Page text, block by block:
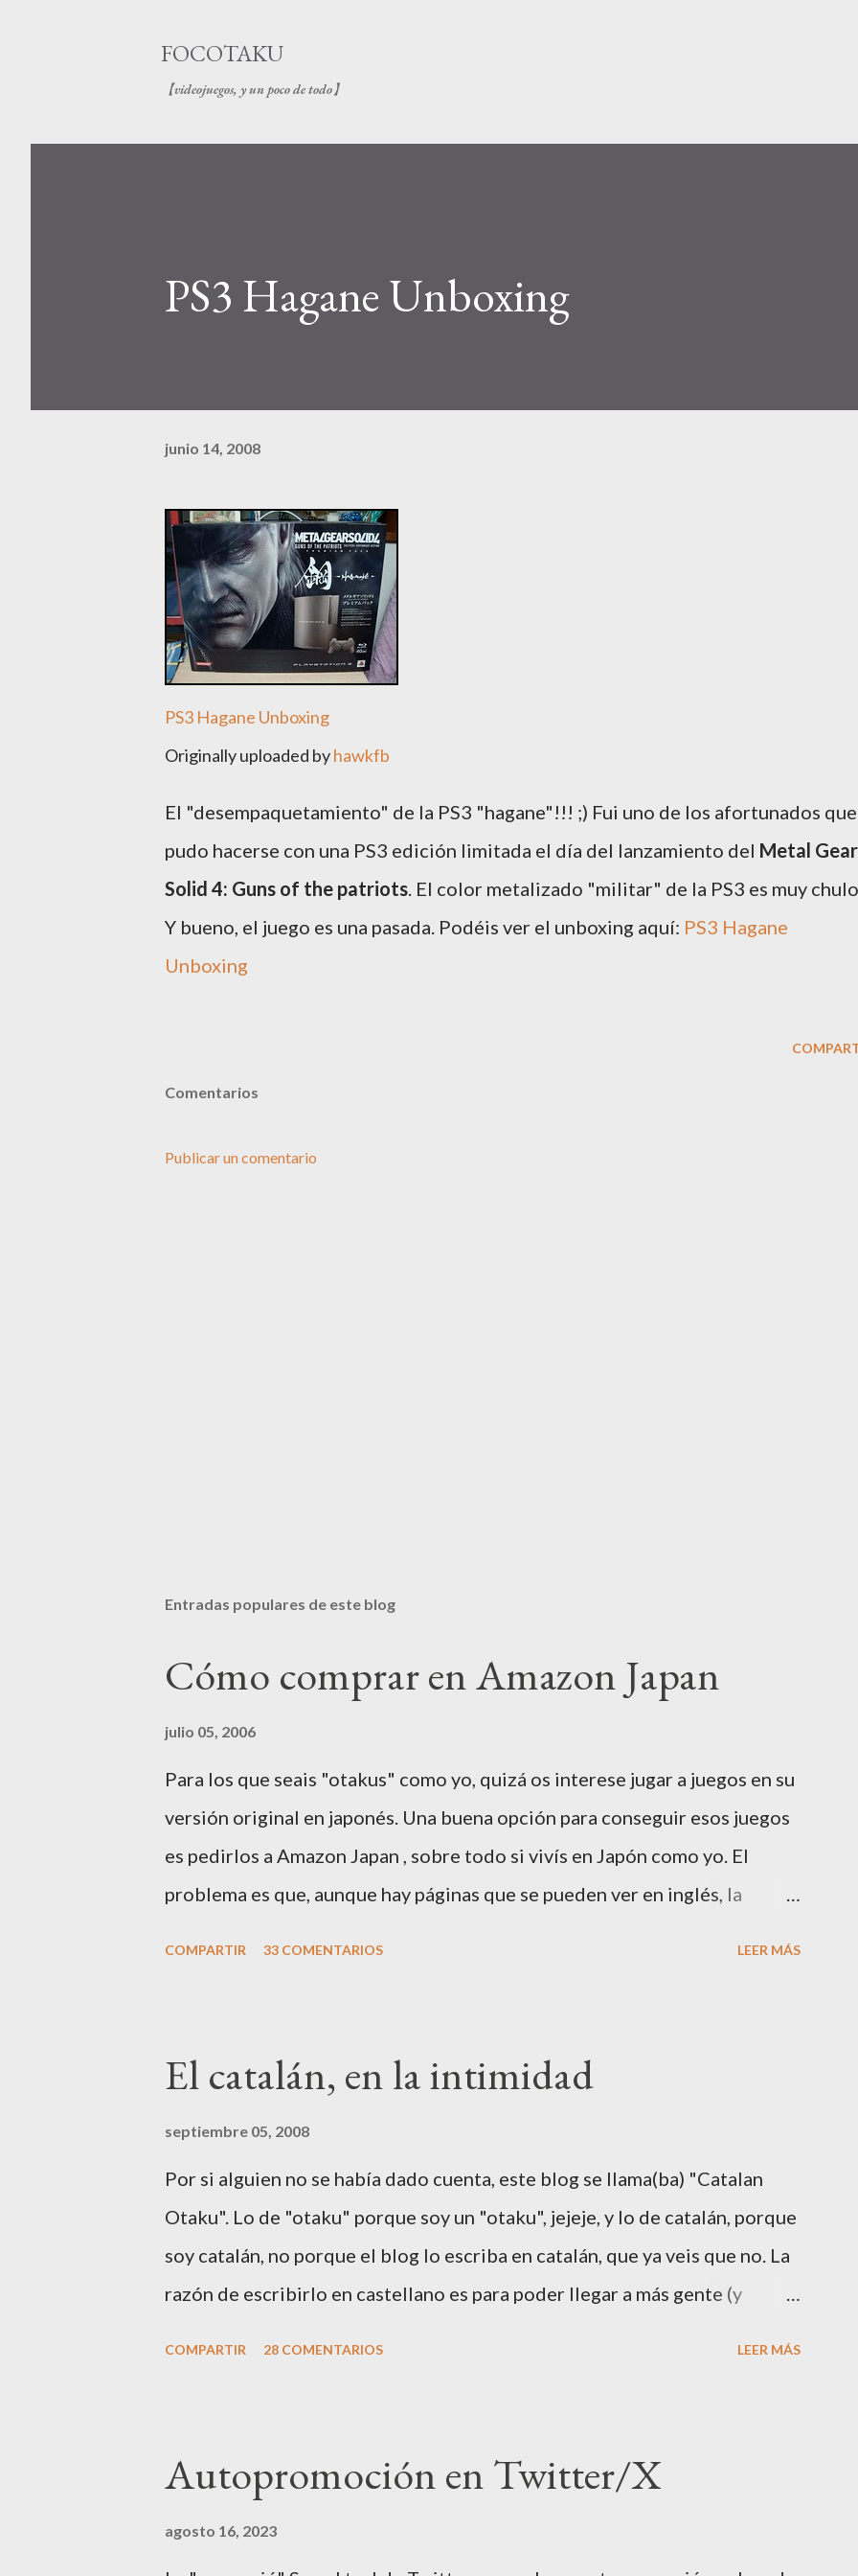
FOCOTAKU
【videojuegos, y un poco de todo】
PS3 Hagane Unboxing
junio 14, 2008
PS3 Hagane Unboxing
Originally uploaded byhawkfb
El "desempaquetamiento" de la PS3 "hagane"!!! ;) Fui uno de los afortunados que
pudo hacerse con una PS3 edición limitada el día del lanzamiento del Metal Gear
Solid 4: Guns of the patriots. El color metalizado "militar" de la PS3 es muy
Y bueno, el juego es una pasada. Podéis ver el unboxing aquí: PS3 Hagane
Unboxing
Comentarios
Publicar un comentario
Entradas populares de este blog
Cómo comprar en Amazon Japan
julio 05, 2006
Para los que seais "otakus" como yo, quizá os interese jugar a juegos en su
versión original en japonés. Una buena opción para conseguir esos juegos
es pedirlos a Amazon Japan , sobre todo si vivís en Japón como yo. El
problema es que, aunque hay páginas que se pueden ver en inglés, la
ACCOUNT. Clickad ahí, y saldrá una página en japonés con sólo una frase
en inglés: "Would you like to see this page in English ? Click here." Pues
COMPARTIR 33 COMENTARIOS LEER MÁS
El catalán, en la intimidad
septiembre 05, 2008
Por si alguien no se había dado cuenta, este blog se llama(ba) "Catalan
Otaku". Lo de "otaku" porque soy un "otaku", jejeje, y lo de catalán, porque
soy catalán, no porque el blog lo escriba en catalán, que ya veis que no. La
razón de escribirlo en castellano es para poder llegar a más gente (y
lengua con más presencia en Internet. También es la lengua que hablo
habitualmente con mi familia. Ante tales cifras, parece normal que la
COMPARTIR 28 COMENTARIOS LEER MÁS
Autopromoción en Twitter/X
agosto 16, 2023